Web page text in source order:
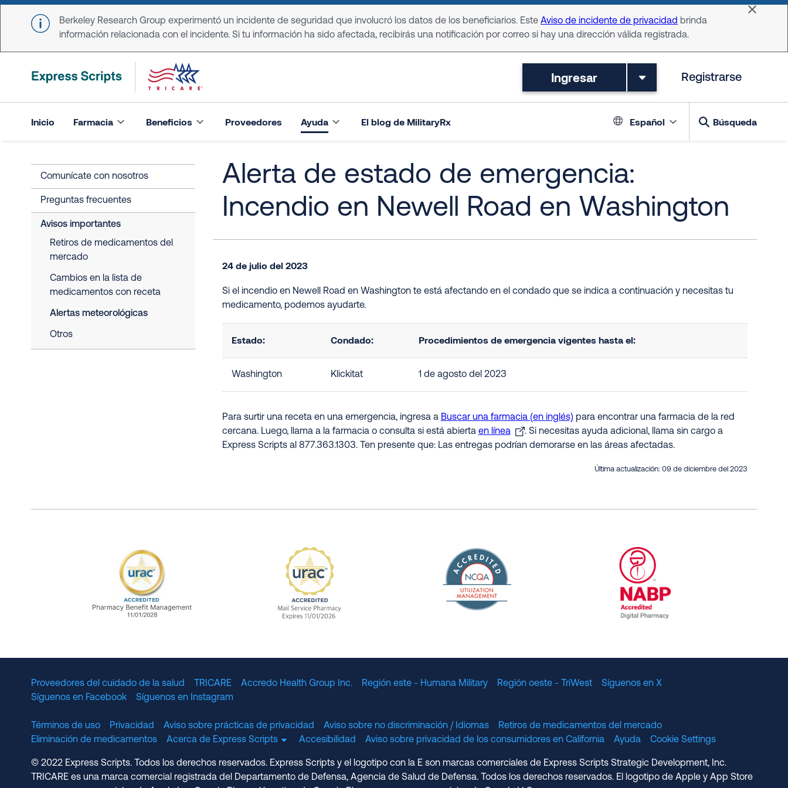
Skip to main content
Berkeley Research Group experimentó un incidente de seguridad que involucró los datos de los beneficiarios. Este Aviso de incidente de privacidad brinda
información relacionada con el incidente. Si tu información ha sido afectada, recibirás una notificación por correo si hay una dirección válida registrada.
Dismiss
Ingresar Registrarse
Inicio Farmacia Beneficios Proveedores Ayuda El blog de MilitaryRx Language
Español Búsqueda
Comunícate con nosotros
Preguntas frecuentes
Avisos importantes
Retiros de medicamentos del
mercado
Cambios en la lista de
medicamentos con receta
Alertas meteorológicas
Otros
Alerta de estado de emergencia:
Incendio en Newell Road en Washington
24 de julio del 2023
Si el incendio en Newell Road en Washington te está afectando en el condado que se indica a continuación y necesitas tu
medicamento, podemos ayudarte.
Estado: Condado: Procedimientos de emergencia vigentes hasta el:
Washington Klickitat 1 de agosto del 2023
Para surtir una receta en una emergencia, ingresa a Buscar una farmacia (en inglés) para encontrar una farmacia de la red
cercana. Luego, llama a la farmacia o consulta si está abierta en línea
. Si necesitas ayuda adicional, llama sin cargo a
Express Scripts al 877.363.1303. Ten presente que: Las entregas podrían demorarse en las áreas afectadas.
Última actualización: 09 de diciembre del 2023
Proveedores del cuidado de la salud TRICARE Accredo Health Group Inc. Región este - Humana Military Región oeste - TriWest
Síguenos en X
Síguenos en Facebook
Síguenos en Instagram
Términos de uso Privacidad Aviso sobre prácticas de privacidad Aviso sobre no discriminación / Idiomas
Retiros de medicamentos del mercado
Eliminación de medicamentos
Acerca de Express Scripts Accesibilidad Aviso sobre privacidad de los consumidores en California Ayuda Cookie Settings
© 2022 Express Scripts. Todos los derechos reservados. Express Scripts y el logotipo con la E son marcas comerciales de Express Scripts Strategic Development, Inc.
TRICARE es una marca comercial registrada del Departamento de Defensa, Agencia de Salud de Defensa. Todos los derechos reservados. El logotipo de Apple y App Store